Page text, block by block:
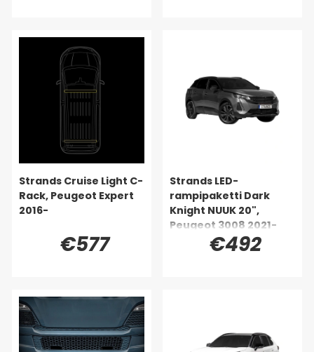
Strands Cruise Light C-
Rack, Peugeot Expert
2016-
€577
Strands LED-
rampipaketti Dark
Knight NUUK 20",
Peugeot 3008 2021-
€492